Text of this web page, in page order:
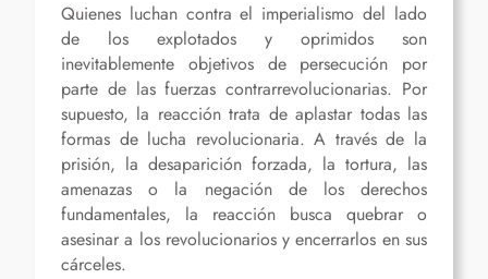
Quienes luchan contra el imperialismo del lado
de los explotados y oprimidos son
inevitablemente objetivos de persecución por
parte de las fuerzas contrarrevolucionarias. Por
supuesto, la reacción trata de aplastar todas las
formas de lucha revolucionaria. A través de la
prisión, la desaparición forzada, la tortura, las
amenazas o la negación de los derechos
fundamentales, la reacción busca quebrar o
asesinar a los revolucionarios y encerrarlos en sus
cárceles.